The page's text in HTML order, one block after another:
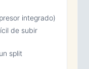
integrado)
de subir
split